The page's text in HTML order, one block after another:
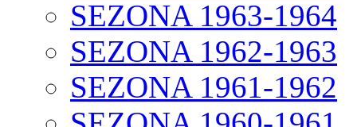
SEZONA 1963-1964
SEZONA 1962-1963
SEZONA 1961-1962